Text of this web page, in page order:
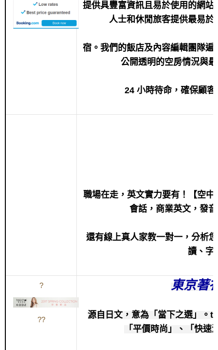
提供具豐富資訊且易於使用的網
人士和休閒旅客提供最易
宿。我們的飯店及內容編輯團隊
公開透明的空房情況與
24 小時待命，確保顧
職場在走，英文實力要有！【空
會話，商業英文，發
還有線上真人家教一對一，分析
讀、字
?
??
東京著
源自日文，意為「當下之選」。
「平價時尚」、「快